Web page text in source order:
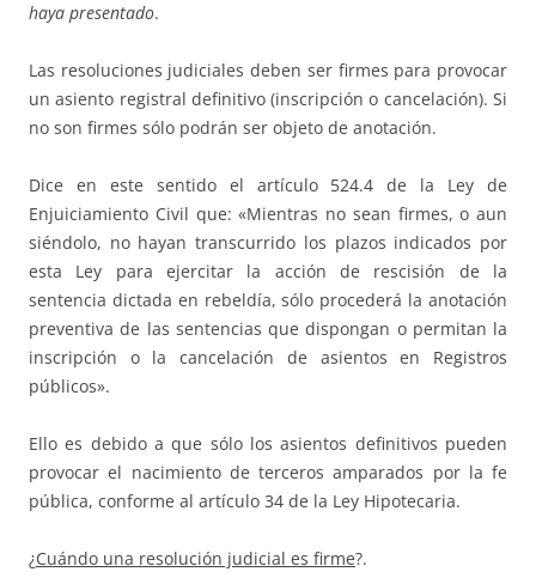
haya presentado.
Las resoluciones judiciales deben ser firmes para provocar
un asiento registral definitivo (inscripción o cancelación). Si
no son firmes sólo podrán ser objeto de anotación.
Dice en este sentido el artículo 524.4 de la Ley de
Enjuiciamiento Civil que: «Mientras no sean firmes, o aun
siéndolo, no hayan transcurrido los plazos indicados por
esta Ley para ejercitar la acción de rescisión de la
sentencia dictada en rebeldía, sólo procederá la anotación
preventiva de las sentencias que dispongan o permitan la
inscripción o la cancelación de asientos en Registros
públicos».
Ello es debido a que sólo los asientos definitivos pueden
provocar el nacimiento de terceros amparados por la fe
pública, conforme al artículo 34 de la Ley Hipotecaria.
¿Cuándo una resolución judicial es firme?.